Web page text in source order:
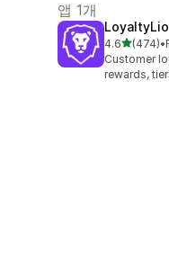
앱 1개
4.6별 5개 중
(474)
총 리뷰 474•
Customer
rewards,